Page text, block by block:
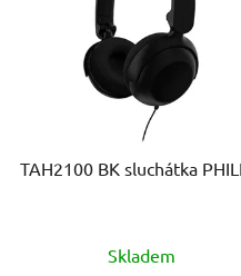
TAH2100 BK sluchátka
Skladem